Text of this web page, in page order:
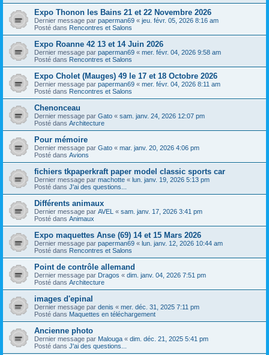
Expo Thonon les Bains 21 et 22 Novembre 2026
Dernier message par paperman69 « jeu. févr. 05, 2026 8:16 am
Posté dans Rencontres et Salons
Expo Roanne 42 13 et 14 Juin 2026
Dernier message par paperman69 « mer. févr. 04, 2026 9:58 am
Posté dans Rencontres et Salons
Expo Cholet (Mauges) 49 le 17 et 18 Octobre 2026
Dernier message par paperman69 « mer. févr. 04, 2026 8:11 am
Posté dans Rencontres et Salons
Chenonceau
Dernier message par Gato « sam. janv. 24, 2026 12:07 pm
Posté dans Architecture
Pour mémoire
Dernier message par Gato « mar. janv. 20, 2026 4:06 pm
Posté dans Avions
fichiers tkpaperkraft paper model classic sports car
Dernier message par machotte « lun. janv. 19, 2026 5:13 pm
Posté dans J'ai des questions...
Différents animaux
Dernier message par AVEL « sam. janv. 17, 2026 3:41 pm
Posté dans Animaux
Expo maquettes Anse (69) 14 et 15 Mars 2026
Dernier message par paperman69 « lun. janv. 12, 2026 10:44 am
Posté dans Rencontres et Salons
Point de contrôle allemand
Dernier message par Dragos « dim. janv. 04, 2026 7:51 pm
Posté dans Architecture
images d'epinal
Dernier message par denis « mer. déc. 31, 2025 7:11 pm
Posté dans Maquettes en téléchargement
Ancienne photo
Dernier message par Malouga « dim. déc. 21, 2025 5:41 pm
Posté dans J'ai des questions...